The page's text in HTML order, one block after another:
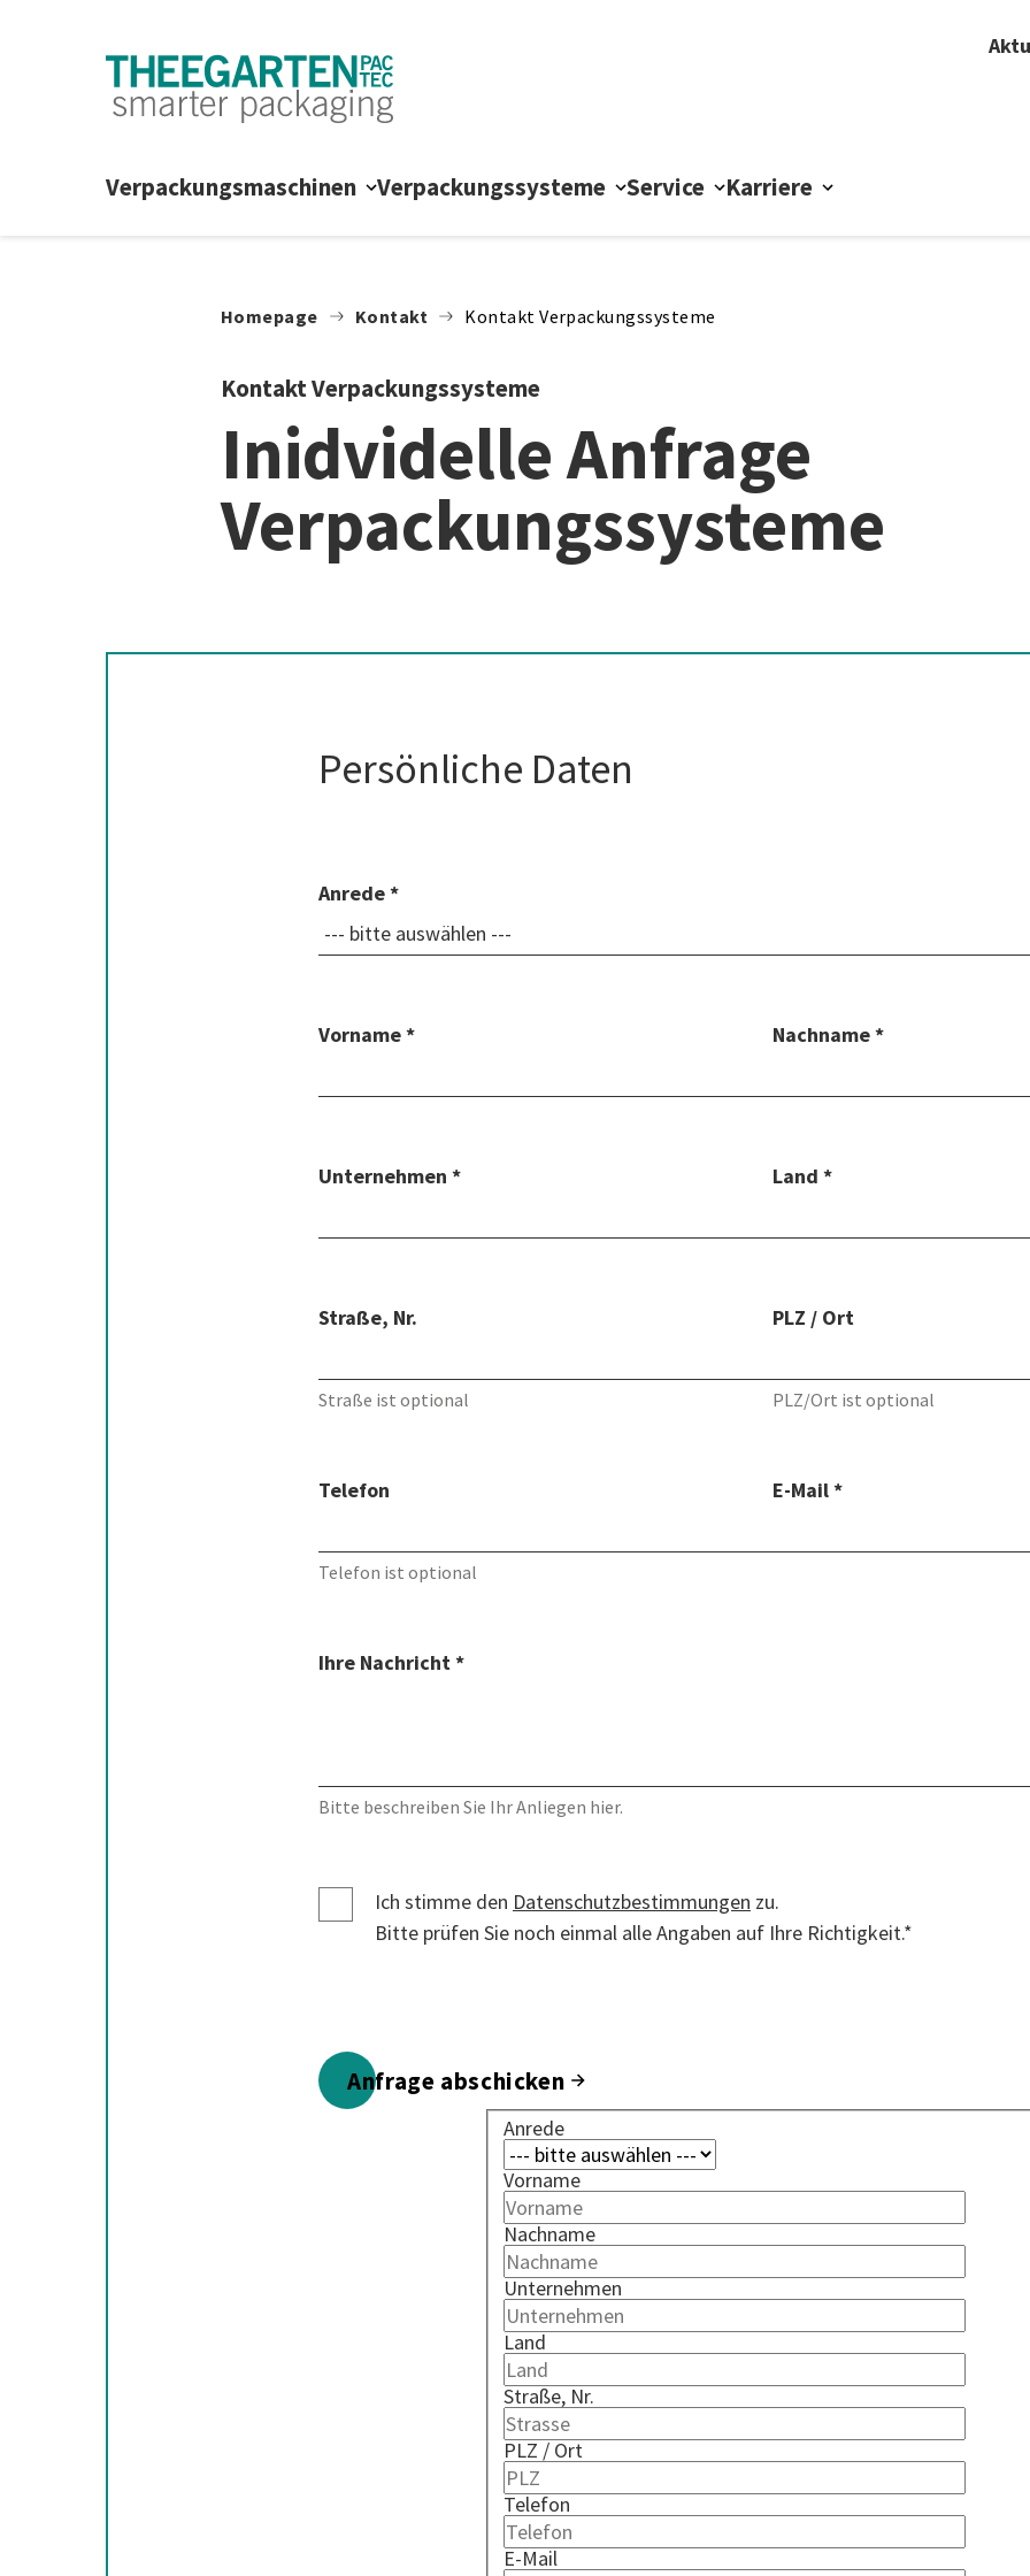
Verpackungsmaschinen Verpackungssysteme Service Karriere
Homepage Kontakt Kontakt Verpackungssysteme
Kontakt Verpackungssysteme
Inidvidelle Anfrage
Verpackungssysteme
Persönliche Daten
Anrede *
Vorname * Nachname *
Unternehmen * Land *
Straße, Nr.
Straße ist optional
PLZ / Ort
PLZ/Ort ist optional
Telefon
Telefon ist optional
E-Mail *
Ihre Nachricht *
Bitte beschreiben Sie Ihr Anliegen hier.
Ich stimme den Datenschutzbestimmungen zu.
Bitte prüfen Sie noch einmal alle Angaben auf Ihre Richtigkeit.*
Anfrage abschicken
Anrede
Vorname
Nachname
Unternehmen
Land
Straße, Nr.
PLZ / Ort
Telefon
E-Mail